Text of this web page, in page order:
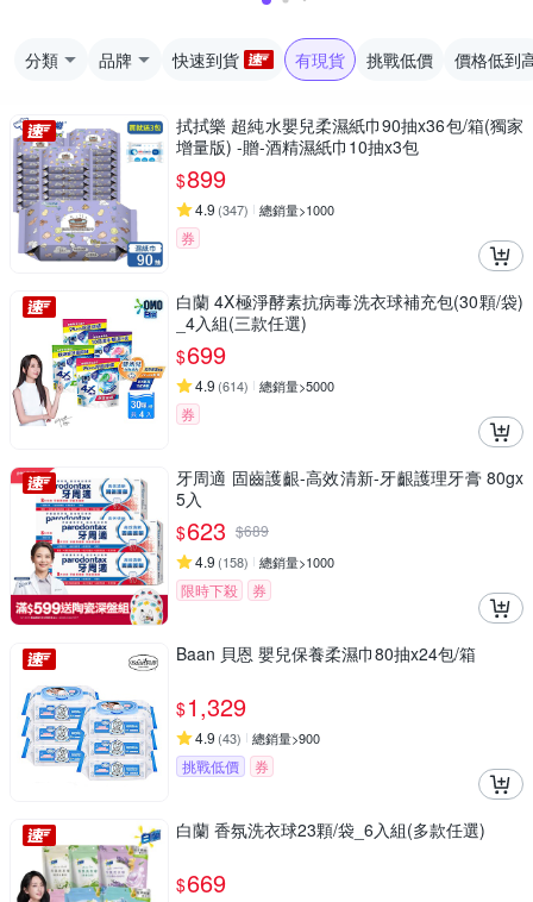
分類 品牌 快速到貨 有現貨 挑戰低價 價格低到
拭拭樂 超純水嬰兒柔濕紙巾90抽x36包/箱(獨家
增量版) -贈-酒精濕紙巾10抽x3包
$899
4.9 (347) 總銷量>1000
券
白蘭 4X極淨酵素抗病毒洗衣球補充包(30顆/袋)
_4入組(三款任選)
$699
4.9 (614) 總銷量>5000
券
牙周適 固齒護齦-高效清新-牙齦護理牙膏 80gx
5入
$623 $689
4.9 (158) 總銷量>1000
限時下殺 券
Baan 貝恩 嬰兒保養柔濕巾80抽x24包/箱
$1,329
4.9 (43) 總銷量>900
挑戰低價 券
白蘭 香氛洗衣球23顆/袋_6入組(多款任選)
$669